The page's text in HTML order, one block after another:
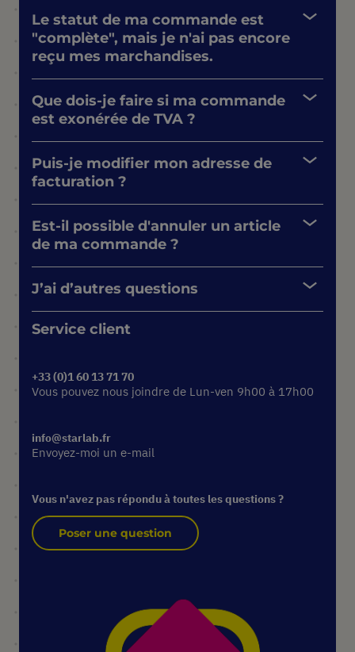
Le statut de ma commande est
"complète", mais je n'ai pas encore
reçu mes marchandises.
Que dois-je faire si ma commande
est exonérée de TVA ?
Puis-je modifier mon adresse de
facturation ?
Est-il possible d'annuler un article
de ma commande ?
J’ai d’autres questions
Service client
+33 (0)1 60 13 71 70
Vous pouvez nous joindre de Lun-ven 9h00 à 17h00
info@starlab.fr
Envoyez-moi un e-mail
Vous n'avez pas répondu à toutes les questions ?
Poser une question